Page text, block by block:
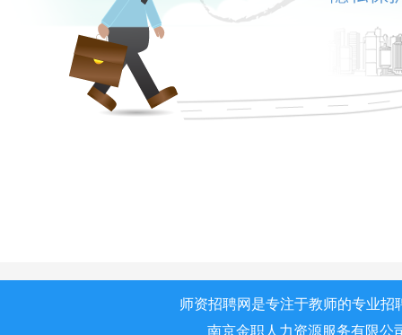
师资招聘网是专注于教师的专业
南京金职人力资源服务有限公